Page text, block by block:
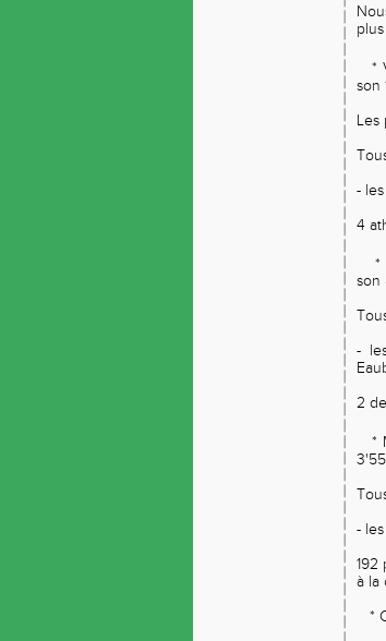
*
son
Les
- les
4
*
son
-
2
*
- les
192
à la
*